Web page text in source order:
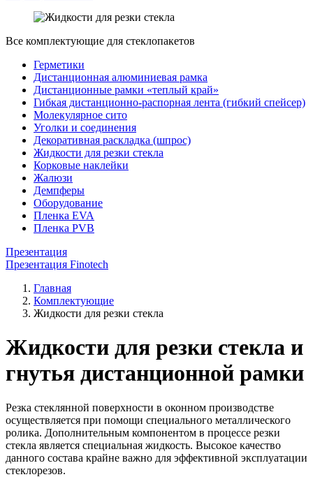
Все комплектующие для стеклопакетов
Герметики
Дистанционная алюминиевая рамка
Дистанционные рамки «теплый край»
Гибкая дистанционно-распорная лента (гибкий спейсер)
Молекулярное сито
Уголки и соединения
Декоративная раскладка (шпрос)
Жидкости для резки стекла
Корковые наклейки
Жалюзи
Демпферы
Оборудование
Пленка EVA
Пленка PVB
Презентация
Презентация Finotech
Главная
Комплектующие
Жидкости для резки стекла
Жидкости для резки стекла и
гнутья дистанционной рамки
Резка стеклянной поверхности в оконном производстве
осуществляется при помощи специального металлического
ролика. Дополнительным компонентом в процессе резки
стекла является специальная жидкость. Высокое качество
данного состава крайне важно для эффективной эксплуатации
стеклорезов.